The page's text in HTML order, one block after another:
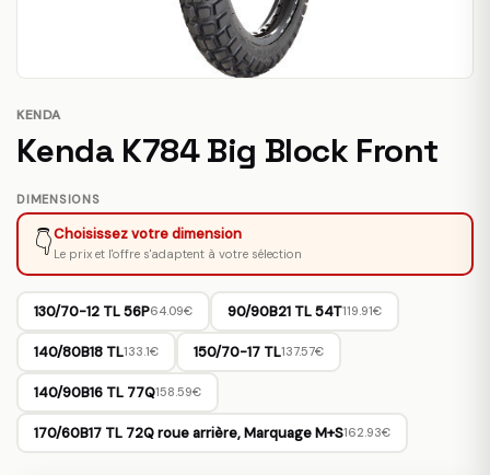
KENDA
Kenda K784 Big Block Front
DIMENSIONS
👇Choisissez votre dimension
Le prix et l'offre s'adaptent à votre sélection
130/70-12 TL 56P64.09€ 90/90B21 TL 54T119.91€
140/80B18 TL133.1€ 150/70-17 TL137.57€
140/90B16 TL 77Q158.59€
170/60B17 TL 72Q roue arrière, Marquage M+S162.93€